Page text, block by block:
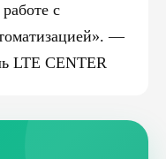
с
—
LTE CENTER